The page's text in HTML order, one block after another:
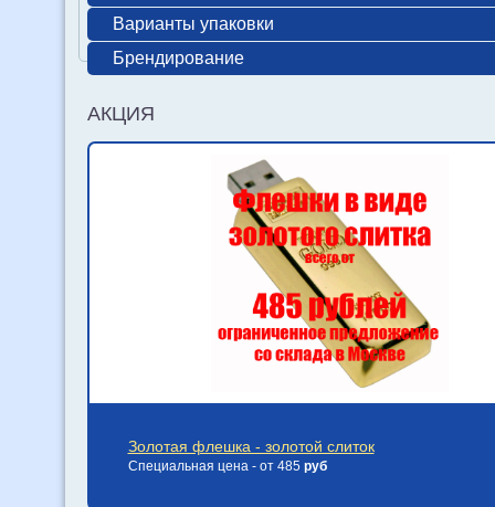
Варианты упаковки
Брендирование
АКЦИЯ
Золотая флешка - золотой слиток
Специальная цена - от 485 руб